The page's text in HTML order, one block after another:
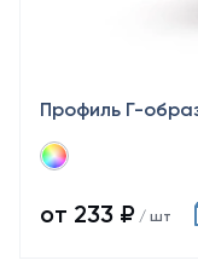
Профиль Г-
от 233 ₽ / шт